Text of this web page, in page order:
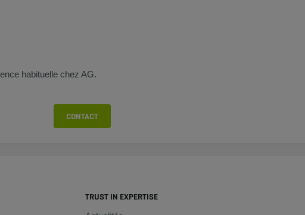
habituelle chez AG.
CONTACT
TRUST IN EXPERTISE